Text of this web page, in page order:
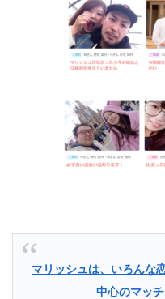
マリッシュは、 いろんな
中心のマッ